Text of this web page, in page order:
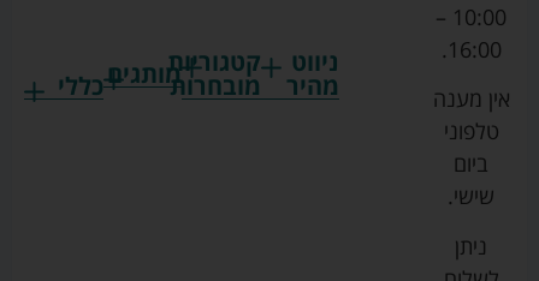
ניווט
מהיר
קטגוריות
מובחרותמותגים
גרקו
כללי
10:00 –
16:00.
אין מענה
טלפוני
ביום
שישי.
ניתן